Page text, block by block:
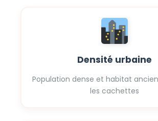
Densité urbaine
Population dense et habitat
les cachettes